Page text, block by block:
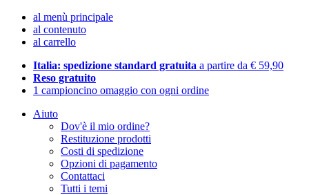
al menù principale
al contenuto
al carrello
Italia: spedizione standard gratuita a partire da € 59,90
Reso gratuito
1 campioncino omaggio con ogni ordine
Aiuto
Dov'è il mio ordine?
Restituzione prodotti
Costi di spedizione
Opzioni di pagamento
Contattaci
Tutti i temi